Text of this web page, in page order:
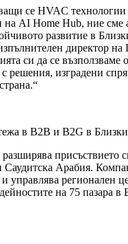
се HVAC
на AI Home Hub, ние сме
развитие в
директор на
си да се възползваме
решения, изградени
в B2B и B2G в
присъствието
Арабия.
управлява регионален
на 75 пазара в